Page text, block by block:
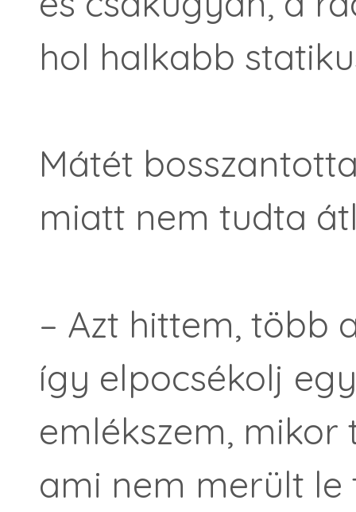
hol halkabb
Mátét
miatt nem tudta
– Azt hittem, több
így elpocsékolj
emlékszem,
ami nem merült le